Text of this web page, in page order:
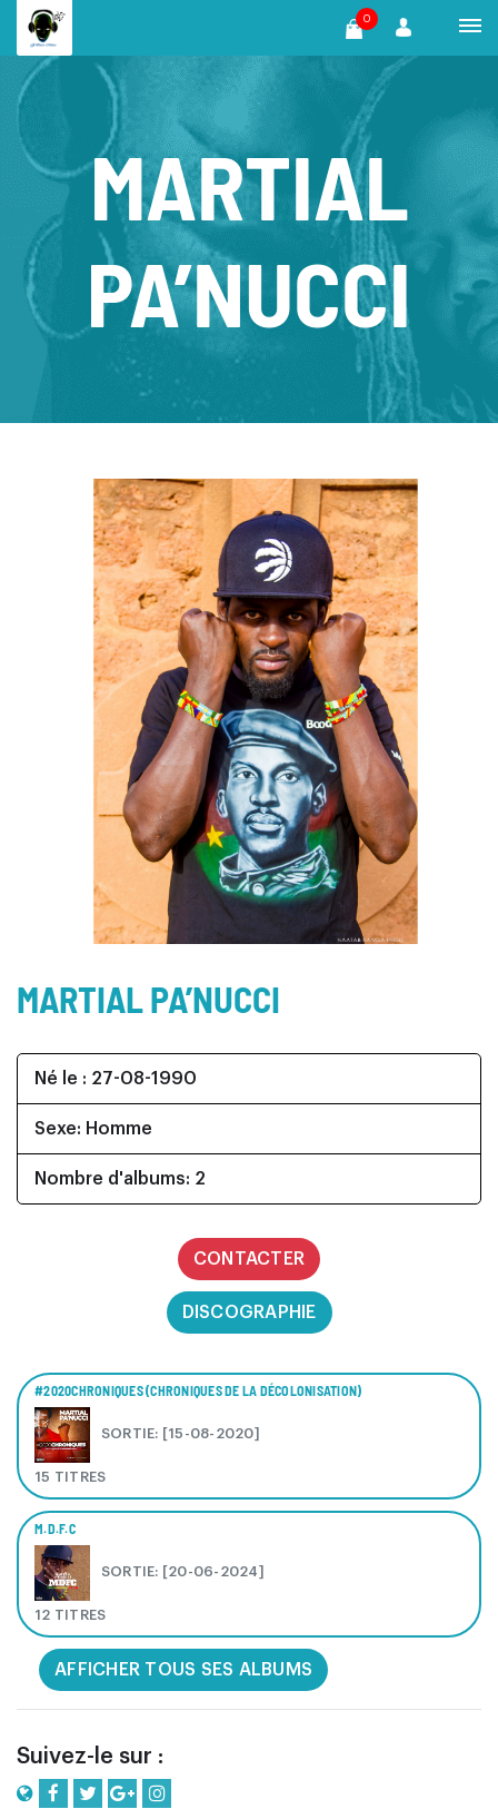
0
MARTIAL
PA’NUCCI
MARTIAL PA’NUCCI
Né le : 27-08-1990
Sexe: Homme
Nombre d'albums: 2
CONTACTER
DISCOGRAPHIE
#2020CHRONIQUES (CHRONIQUES DE LA DÉCOLONISATION)
SORTIE: [15-08-2020]
15 TITRES
M.D.F.C
SORTIE: [20-06-2024]
12 TITRES
AFFICHER TOUS SES ALBUMS
Suivez-le sur :